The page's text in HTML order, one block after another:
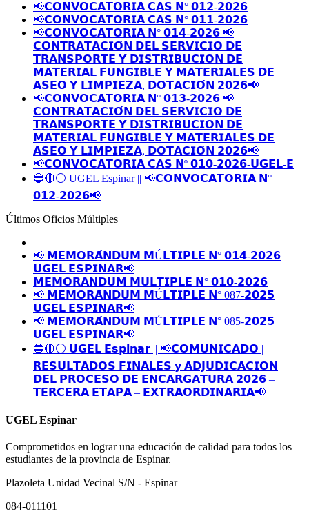
📢𝗖𝗢𝗡𝗩𝗢𝗖𝗔𝗧𝗢𝗥𝗜𝗔 𝗖𝗔𝗦 𝗡° 𝟬𝟭𝟮-𝟮𝟬𝟮𝟲
📢𝗖𝗢𝗡𝗩𝗢𝗖𝗔𝗧𝗢𝗥𝗜𝗔 𝗖𝗔𝗦 𝗡° 𝟬𝟭𝟭-𝟮𝟬𝟮𝟲
📢𝗖𝗢𝗡𝗩𝗢𝗖𝗔𝗧𝗢𝗥𝗜𝗔 𝗡° 𝟬𝟭𝟰-𝟮𝟬𝟮𝟲 📢
𝗖𝗢𝗡𝗧𝗥𝗔𝗧𝗔𝗖𝗜𝗢́𝗡 𝗗𝗘𝗟 𝗦𝗘𝗥𝗩𝗜𝗖𝗜𝗢 𝗗𝗘
𝗧𝗥𝗔𝗡𝗦𝗣𝗢𝗥𝗧𝗘 𝗬 𝗗𝗜𝗦𝗧𝗥𝗜𝗕𝗨𝗖𝗜𝗢𝗡 𝗗𝗘
𝗠𝗔𝗧𝗘𝗥𝗜𝗔𝗟 𝗙𝗨𝗡𝗚𝗜𝗕𝗟𝗘 𝗬 𝗠𝗔𝗧𝗘𝗥𝗜𝗔𝗟𝗘𝗦 𝗗𝗘
𝗔𝗦𝗘𝗢 𝗬 𝗟𝗜𝗠𝗣𝗜𝗘𝗭𝗔, 𝗗𝗢𝗧𝗔𝗖𝗜𝗢́𝗡 𝟮𝟬𝟮𝟲📢
📢𝗖𝗢𝗡𝗩𝗢𝗖𝗔𝗧𝗢𝗥𝗜𝗔 𝗡° 𝟬𝟭𝟯-𝟮𝟬𝟮𝟲 📢
𝗖𝗢𝗡𝗧𝗥𝗔𝗧𝗔𝗖𝗜𝗢́𝗡 𝗗𝗘𝗟 𝗦𝗘𝗥𝗩𝗜𝗖𝗜𝗢 𝗗𝗘
𝗧𝗥𝗔𝗡𝗦𝗣𝗢𝗥𝗧𝗘 𝗬 𝗗𝗜𝗦𝗧𝗥𝗜𝗕𝗨𝗖𝗜𝗢𝗡 𝗗𝗘
𝗠𝗔𝗧𝗘𝗥𝗜𝗔𝗟 𝗙𝗨𝗡𝗚𝗜𝗕𝗟𝗘 𝗬 𝗠𝗔𝗧𝗘𝗥𝗜𝗔𝗟𝗘𝗦 𝗗𝗘
𝗔𝗦𝗘𝗢 𝗬 𝗟𝗜𝗠𝗣𝗜𝗘𝗭𝗔, 𝗗𝗢𝗧𝗔𝗖𝗜𝗢́𝗡 𝟮𝟬𝟮𝟲📢
📢𝗖𝗢𝗡𝗩𝗢𝗖𝗔𝗧𝗢𝗥𝗜𝗔 𝗖𝗔𝗦 𝗡º 𝟬𝟭𝟬-𝟮𝟬𝟮𝟲-𝗨𝗚𝗘𝗟-𝗘
🔵🔴⚪️ UGEL Espinar || 📢𝗖𝗢𝗡𝗩𝗢𝗖𝗔𝗧𝗢𝗥𝗜𝗔 𝗡°
𝟬𝟭𝟮-𝟮𝟬𝟮𝟲📢
Últimos Oficios Múltiples
📢 𝗠𝗘𝗠𝗢𝗥𝗔́𝗡𝗗𝗨𝗠 𝗠Ú𝗟𝗧𝗜𝗣𝗟𝗘 𝗡° 𝟬𝟭𝟰-𝟮𝟬𝟮𝟲
𝗨𝗚𝗘𝗟 𝗘𝗦𝗣𝗜𝗡𝗔𝗥📢
𝗠𝗘𝗠𝗢𝗥𝗔𝗡𝗗𝗨𝗠 𝗠𝗨𝗟𝗧𝗜𝗣𝗟𝗘 𝗡° 𝟬𝟭𝟬-𝟮𝟬𝟮𝟲
📢 𝗠𝗘𝗠𝗢𝗥𝗔́𝗡𝗗𝗨𝗠 𝗠Ú𝗟𝗧𝗜𝗣𝗟𝗘 𝗡° 087-𝟮𝟬𝟮𝟱
𝗨𝗚𝗘𝗟 𝗘𝗦𝗣𝗜𝗡𝗔𝗥📢
📢 𝗠𝗘𝗠𝗢𝗥𝗔́𝗡𝗗𝗨𝗠 𝗠Ú𝗟𝗧𝗜𝗣𝗟𝗘 𝗡° 085-𝟮𝟬𝟮𝟱
𝗨𝗚𝗘𝗟 𝗘𝗦𝗣𝗜𝗡𝗔𝗥📢
🔵🔴⚪️ 𝗨𝗚𝗘𝗟 𝗘𝘀𝗽𝗶𝗻𝗮𝗿 || 📢𝗖𝗢𝗠𝗨𝗡𝗜𝗖𝗔𝗗𝗢 |
𝗥𝗘𝗦𝗨𝗟𝗧𝗔𝗗𝗢𝗦 𝗙𝗜𝗡𝗔𝗟𝗘𝗦 𝘆 𝗔𝗗𝗝𝗨𝗗𝗜𝗖𝗔𝗖𝗜𝗢𝗡
𝗗𝗘𝗟 𝗣𝗥𝗢𝗖𝗘𝗦𝗢 𝗗𝗘 𝗘𝗡𝗖𝗔𝗥𝗚𝗔𝗧𝗨𝗥𝗔 𝟮𝟬𝟮𝟲 –
𝗧𝗘𝗥𝗖𝗘𝗥𝗔 𝗘𝗧𝗔𝗣𝗔 – 𝗘𝗫𝗧𝗥𝗔𝗢𝗥𝗗𝗜𝗡𝗔𝗥𝗜𝗔📢
UGEL Espinar
Comprometidos en lograr una educación de calidad para todos los
estudiantes de la provincia de Espinar.
Plazoleta Unidad Vecinal S/N - Espinar
084-011101